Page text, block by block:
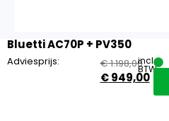
Bluetti AC70P + PV350
Adviesprijs: €1.198,00
€949,00
incl.
BTW